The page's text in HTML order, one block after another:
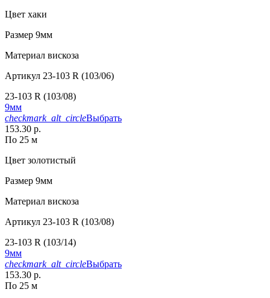
Цвет хаки
Размер 9мм
Материал вискоза
Артикул 23-103 R (103/06)
23-103 R (103/08)
9мм
checkmark_alt_circleВыбрать
153.30 р.
По 25 м
Цвет золотистый
Размер 9мм
Материал вискоза
Артикул 23-103 R (103/08)
23-103 R (103/14)
9мм
checkmark_alt_circleВыбрать
153.30 р.
По 25 м